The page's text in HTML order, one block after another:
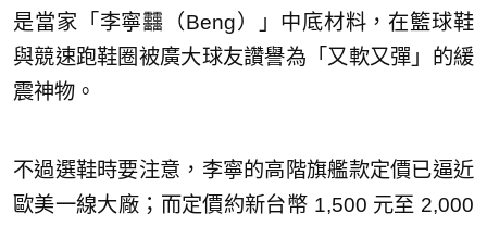
是當家「李寧䨻（Beng）」中底材料，在籃球鞋
與競速跑鞋圈被廣大球友讚譽為「又軟又彈」的緩
震神物。
不過選鞋時要注意，李寧的高階旗艦款定價已逼近
歐美一線大廠；而定價約新台幣 1,500 元至 2,000